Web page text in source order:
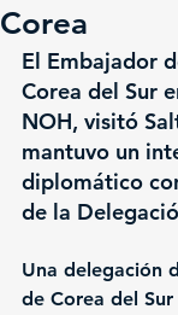
Corea
El Embajador
Corea del Sur
NOH, visitó
mantuvo un
diplomático
de la
Una delegación
de Corea del